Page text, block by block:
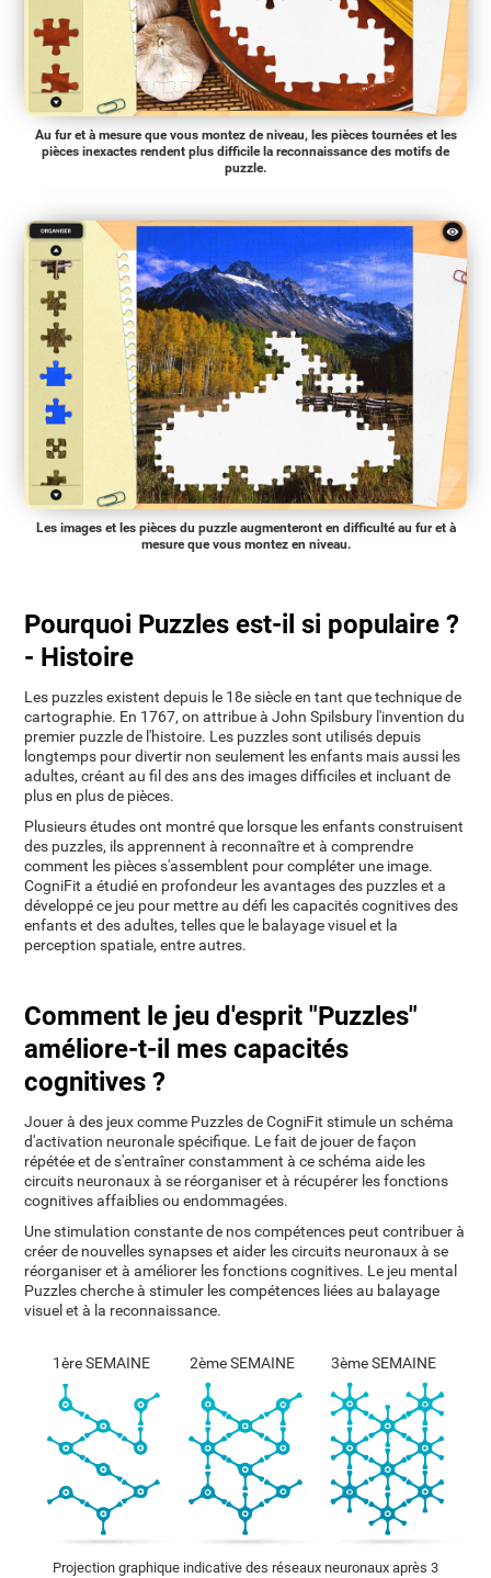
Au fur et à mesure que vous montez de niveau, les pièces tournées et les
pièces inexactes rendent plus difficile la reconnaissance des motifs de
puzzle.
Les images et les pièces du puzzle augmenteront en difficulté au fur et à
mesure que vous montez en niveau.
Pourquoi Puzzles est-il si populaire ?
- Histoire
Les puzzles existent depuis le 18e siècle en tant que technique de
cartographie. En 1767, on attribue à John Spilsbury l'invention du
premier puzzle de l'histoire. Les puzzles sont utilisés depuis
longtemps pour divertir non seulement les enfants mais aussi les
adultes, créant au fil des ans des images difficiles et incluant de
plus en plus de pièces.
Plusieurs études ont montré que lorsque les enfants construisent
des puzzles, ils apprennent à reconnaître et à comprendre
comment les pièces s'assemblent pour compléter une image.
CogniFit a étudié en profondeur les avantages des puzzles et a
développé ce jeu pour mettre au défi les capacités cognitives des
enfants et des adultes, telles que le balayage visuel et la
perception spatiale, entre autres.
Comment le jeu d'esprit "Puzzles"
améliore-t-il mes capacités
cognitives ?
Jouer à des jeux comme Puzzles de CogniFit stimule un schéma
d'activation neuronale spécifique. Le fait de jouer de façon
répétée et de s'entraîner constamment à ce schéma aide les
circuits neuronaux à se réorganiser et à récupérer les fonctions
cognitives affaiblies ou endommagées.
Une stimulation constante de nos compétences peut contribuer à
créer de nouvelles synapses et aider les circuits neuronaux à se
réorganiser et à améliorer les fonctions cognitives. Le jeu mental
Puzzles cherche à stimuler les compétences liées au balayage
visuel et à la reconnaissance.
1ère SEMAINE 2ème SEMAINE 3ème SEMAINE
Projection graphique indicative des réseaux neuronaux après 3